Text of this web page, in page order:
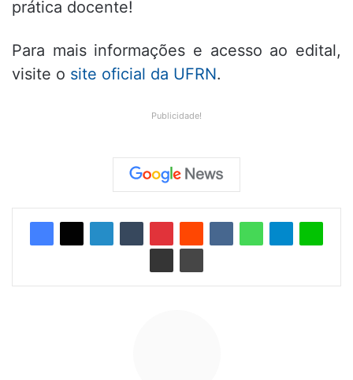
prática docente!
Para mais informações e acesso ao edital,
visite o site oficial da UFRN.
Publicidade!